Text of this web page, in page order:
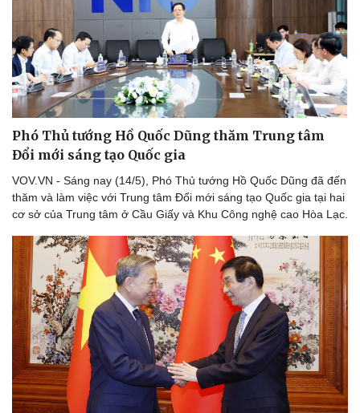
Hậu trường
Phó Thủ tướng Hồ Quốc Dũng thăm Trung tâm
Đổi mới sáng tạo Quốc gia
VOV.VN - Sáng nay (14/5), Phó Thủ tướng Hồ Quốc Dũng đã đến
thăm và làm việc với Trung tâm Đổi mới sáng tạo Quốc gia tại hai
cơ sở của Trung tâm ở Cầu Giấy và Khu Công nghệ cao Hòa Lạc.